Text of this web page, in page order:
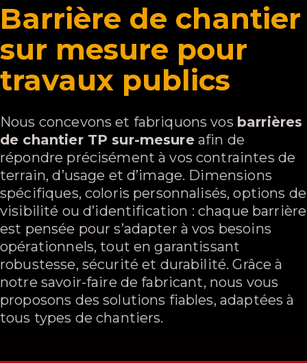
Barrière de chantier
sur mesure pour
travaux publics
Nous concevons et fabriquons vos barrières
de chantier TP sur-mesureafin de
répondre précisément à vos contraintes de
terrain, d’usage et d’image. Dimensions
spécifiques, coloris personnalisés, options de
visibilité ou d’identification : chaque barrière
est pensée pour s’adapter à vos besoins
opérationnels, tout en garantissant
robustesse, sécurité et durabilité. Grâce à
notre savoir-faire de fabricant, nous vous
proposons des solutions fiables, adaptées à
tous types de chantiers.